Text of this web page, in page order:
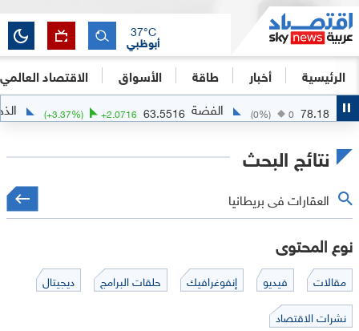
الرئيسية أخبار طاقة الأسواق الاقتصاد العالمي
أبوظبي
37°C
( %) الفضة 63.5516
+2.0716
(+3.37%) الذهب 4341.7114
نتائج البحث
نوع المحتوى
مقالات فيديو إنفوغرافيك حلقات البرامج
ديجيتال
نشرات الاقتصاد